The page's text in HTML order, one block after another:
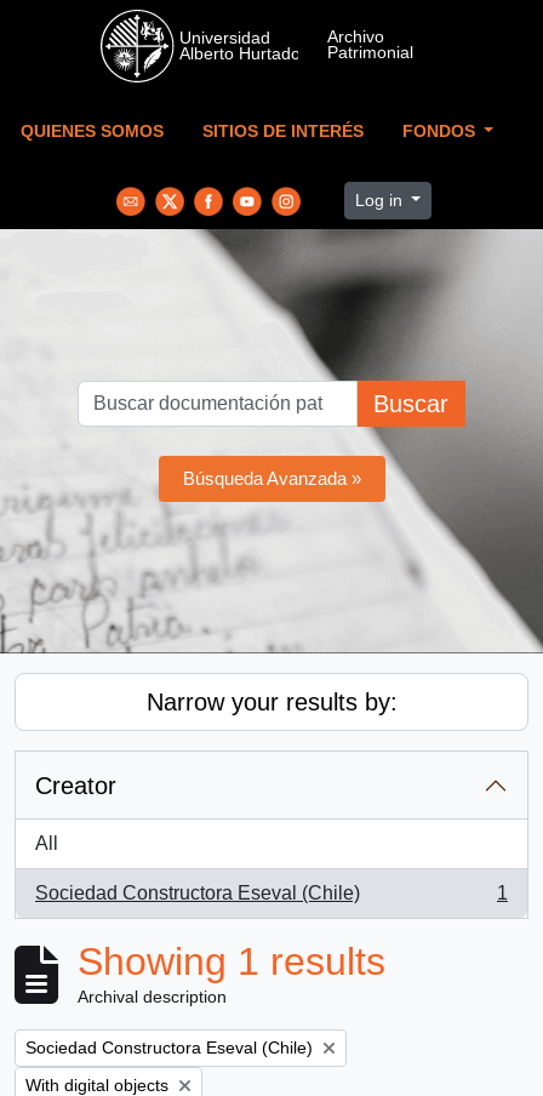
Skip to main content
QUIENES SOMOS SITIOS DE INTERÉS FONDOS
Log in
Buscar
Búsqueda Avanzada »
Narrow your results by:
Creator
All
Sociedad Constructora Eseval (Chile)
, 1 results
1
Showing 1 results
Archival description
Remove filter:
Sociedad Constructora Eseval (Chile)
Remove filter:
With digital objects